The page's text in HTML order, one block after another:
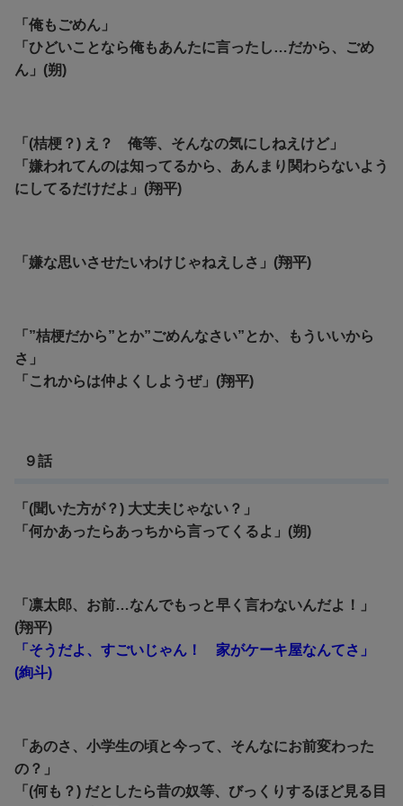
「俺もごめん」
「ひどいことなら俺もあんたに言ったし…だから、ごめ
ん」(朔)
「(桔梗？) え？ 俺等、そんなの気にしねえけど」
「嫌われてんのは知ってるから、あんまり関わらないよう
にしてるだけだよ」(翔平)
「嫌な思いさせたいわけじゃねえしさ」(翔平)
「”桔梗だから”とか”ごめんなさい”とか、もういいから
さ」
「これからは仲よくしようぜ」(翔平)
９話
「(聞いた方が？) 大丈夫じゃない？」
「何かあったらあっちから言ってくるよ」(朔)
「凛太郎、お前…なんでもっと早く言わないんだよ！」
(翔平)
「そうだよ、すごいじゃん！ 家がケーキ屋なんてさ」
(絢斗)
「あのさ、小学生の頃と今って、そんなにお前変わった
の？」
「(何も？) だとしたら昔の奴等、びっくりするほど見る目